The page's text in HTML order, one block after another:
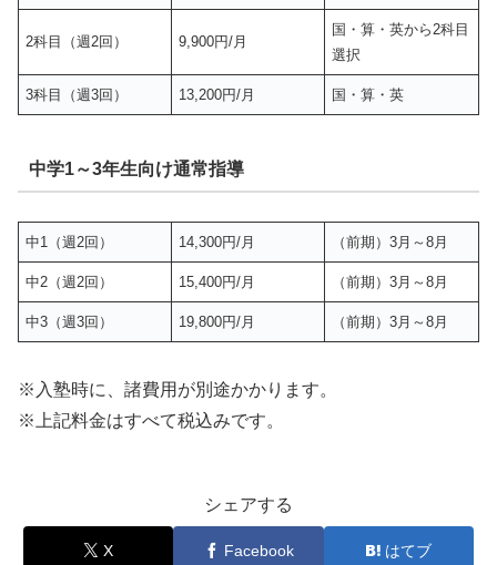
2科目（週2回） 9,900円/月
国・算・英から2科目
選択
3科目（週3回） 13,200円/月 国・算・英
中学1～3年生向け通常指導
中1（週2回） 14,300円/月 （前期）3月～8月
中2（週2回） 15,400円/月 （前期）3月～8月
中3（週3回） 19,800円/月 （前期）3月～8月
※入塾時に、諸費用が別途かかります。
※上記料金はすべて税込みです。
シェアする
X Facebook はてブ